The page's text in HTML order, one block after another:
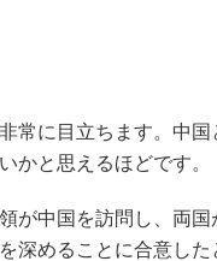
常に目立ちます。中国
かと思えるほどです。
が中国を訪問し、両国
深めることに合意した